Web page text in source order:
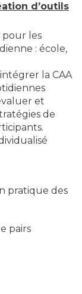
d’outils
pour les
: école,
la CAA
et
de
pratique des
pairs